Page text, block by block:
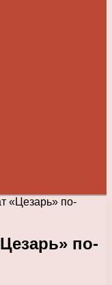
«Цезарь» по-
по-